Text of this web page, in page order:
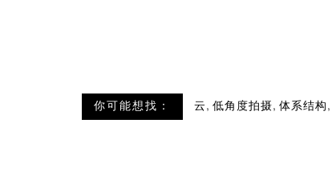
你可能想找： 云 , 低角度拍摄, 体系结构 ,